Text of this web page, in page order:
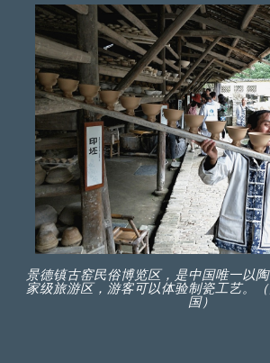
景德镇古窑民俗博览区，是中国唯一以
家级旅游区，游客可以体验制瓷工艺。
国）